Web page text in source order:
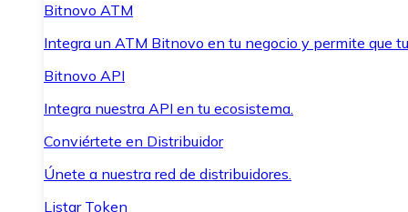
Bitnovo ATM
Integra un ATM Bitnovo en tu negocio y permite que
Bitnovo API
Integra nuestra API en tu ecosistema.
Conviértete en Distribuidor
Únete a nuestra red de distribuidores.
Listar Token